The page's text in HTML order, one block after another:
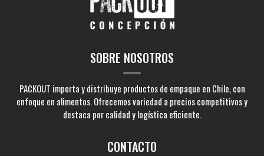
SOBRE NOSOTROS
PACKOUT importa y distribuye productos de empaque en Chile, con
enfoque en alimentos. Ofrecemos variedad a precios competitivos y
destaca por calidad y logística eficiente.
CONTACTO